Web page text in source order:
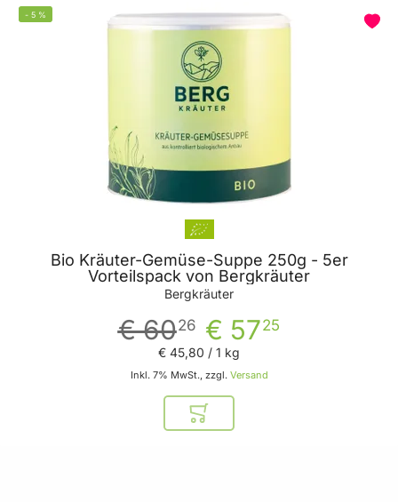
- 5 %
Bio Kräuter-Gemüse-Suppe 250g - 5er
Vorteilspack von Bergkräuter
Bergkräuter
€ 5725
€ 6026
Inkl. 7% MwSt., zzgl. Versand
€ 45,80 / 1 kg
In den Warenkorb